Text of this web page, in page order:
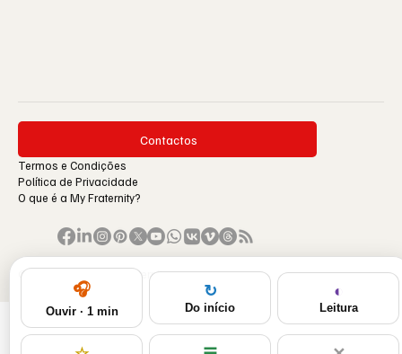
Contactos
Termos e Condições
Política de Privacidade
O que é a My Fraternity?
© 1996-2026 by My Fraternity.
🎧
Ouvir · 1 min
↻
Do início
◐
Leitura